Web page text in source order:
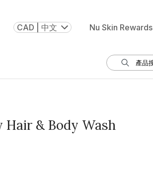
CAD | 中文 Nu Skin Rewards
Hair & Body Wash